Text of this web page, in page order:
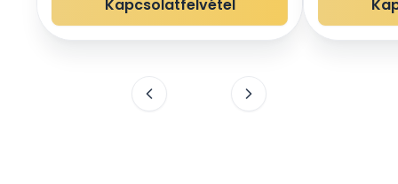
Kapcsolatfelvétel